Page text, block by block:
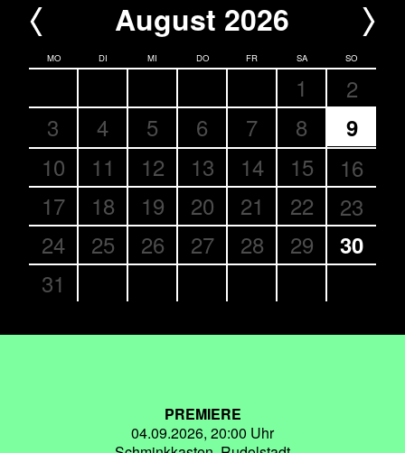
August 2026
MO DI MI DO FR SA SO
1
2
3
4 5 6 7 8 9
10 11 12 13 14 15
16
17
18 19 20 21 22
23
24
25 26 27 28 29 30
31
PREMIERE
04.09.2026, 20:00 Uhr